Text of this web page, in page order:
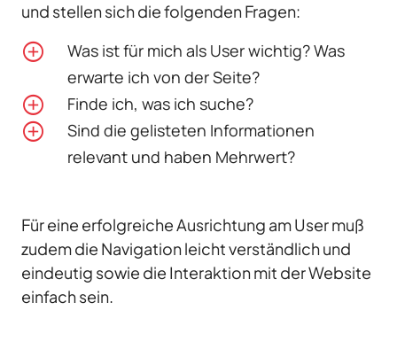
und stellen sich die folgenden Fragen:
Was ist für mich als User wichtig? Was
erwarte ich von der Seite?
Finde ich, was ich suche?
Sind die gelisteten Informationen
relevant und haben Mehrwert?
Für eine erfolgreiche Ausrichtung am User muß
zudem die Navigation leicht verständlich und
eindeutig sowie die Interaktion mit der Website
einfach sein.